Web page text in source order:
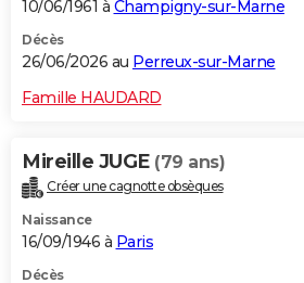
10/06/1961 à Champigny-sur-Marne
Décès
26/06/2026 au Perreux-sur-Marne
Famille HAUDARD
Mireille JUGE (79 ans)
Créer une cagnotte obsèques
Naissance
16/09/1946 à Paris
Décès